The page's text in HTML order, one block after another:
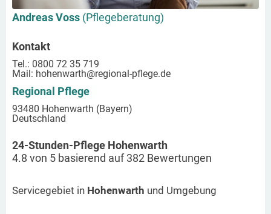
Andreas Voss (Pflegeberatung)
Kontakt
Tel.: 0800 72 35 719
Mail: hohenwarth@regional-pflege.de
Regional Pflege
93480 Hohenwarth (Bayern)
Deutschland
24-Stunden-Pflege Hohenwarth
4.8 von 5 basierend auf382 Bewertungen
Servicegebiet in Hohenwarth und Umgebung